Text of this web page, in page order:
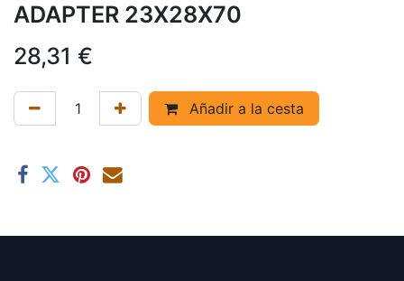
ADAPTER 23X28X70
28,31 €
Añadir a la cesta